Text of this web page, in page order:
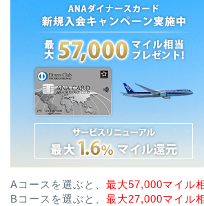
Aコースを選ぶと、 最大57,000マイル
Bコースを選ぶと、 最大27,000マイル